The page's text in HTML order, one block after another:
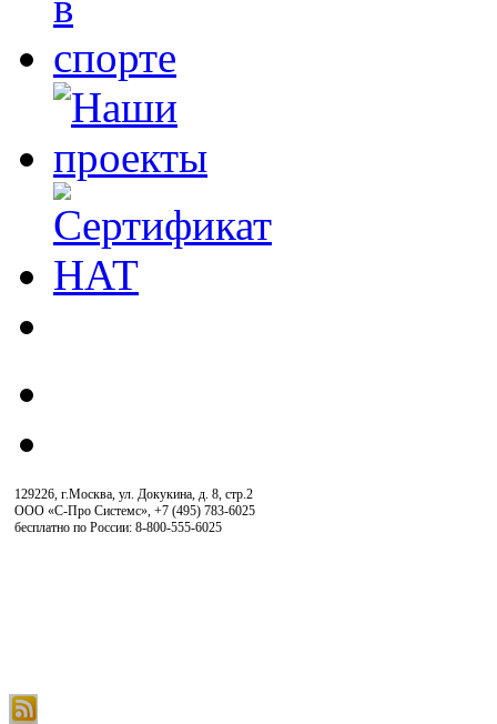
129226, г.Москва, ул. Докукина, д. 8, стр.2
ООО «С-Про Системс» +7 (495) 783-6025
бесплатно по России: 8-800-555-6025